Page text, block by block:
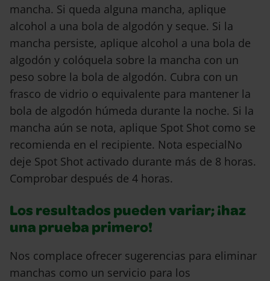
mancha. Si queda alguna mancha, aplique
alcohol a una bola de algodón y seque. Si la
mancha persiste, aplique alcohol a una bola de
algodón y colóquela sobre la mancha con un
peso sobre la bola de algodón. Cubra con un
frasco de vidrio o equivalente para mantener la
bola de algodón húmeda durante la noche. Si la
mancha aún se nota, aplique Spot Shot como se
recomienda en el recipiente. Nota especialNo
deje Spot Shot activado durante más de 8 horas.
Comprobar después de 4 horas.
Los resultados pueden variar; ¡haz
una prueba primero!
Nos complace ofrecer sugerencias para eliminar
manchas como un servicio para los